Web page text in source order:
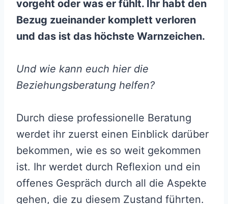
vorgeht oder was er fühlt. Ihr habt den
Bezug zueinander komplett verloren
und das ist das höchste Warnzeichen.
Und wie kann euch hier die
Beziehungsberatung helfen?
Durch diese professionelle Beratung
werdet ihr zuerst einen Einblick darüber
bekommen, wie es so weit gekommen
ist. Ihr werdet durch Reflexion und ein
offenes Gespräch durch all die Aspekte
gehen, die zu diesem Zustand führten.